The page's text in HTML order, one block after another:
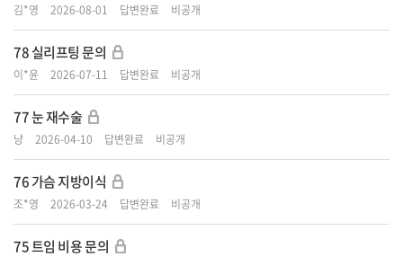
김*영 2026-08-01 답변완료 비공개
78실리프팅 문의
이*윤 2026-07-11 답변완료 비공개
77눈 재수술
냥 2026-04-10 답변완료 비공개
76가슴 지방이식
조*영 2026-03-24 답변완료 비공개
75트임 비용 문의